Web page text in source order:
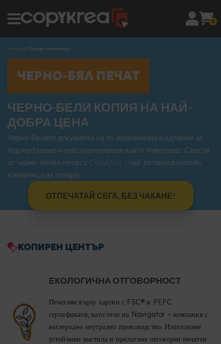
0
Начало Черно-бял печат
ЧЕРНО-БЯЛ ПЕЧАТ
ЧЕРНО-БЕЛИ КОПИЯ НА НАЙ-
ДОБРА ЦЕНА
Черно-белите документи са по-икономични и идеални за
подчертаване и персонализиране както пожелаеш. Спести
от черно-белия печат с Copykrea – най-евтината онлайн
копирница на пазара.
ОТПЕЧАТАЙ СЕГА, БЕЗ ЧАКАНЕ!
КОПИРЕН ЦЕНТЪР
ЕКОЛОГИЧНА ОТГОВОРНОСТ
Печатаме върху хартии с FSC® и PEFC
сертификати, като тези на Navigator – компания с
въглеродно неутрално производство. Използваме
устойчиви мастила и прилагаме отговорен печатен